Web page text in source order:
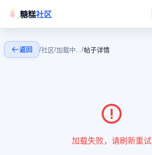
糖糕社区
返回 /社区/加载中.../帖子详情
加载失败，请刷新重试